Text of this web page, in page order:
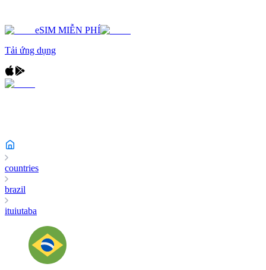
eSIM MIỄN PHÍ
Tải ứng dụng
countries
brazil
ituiutaba